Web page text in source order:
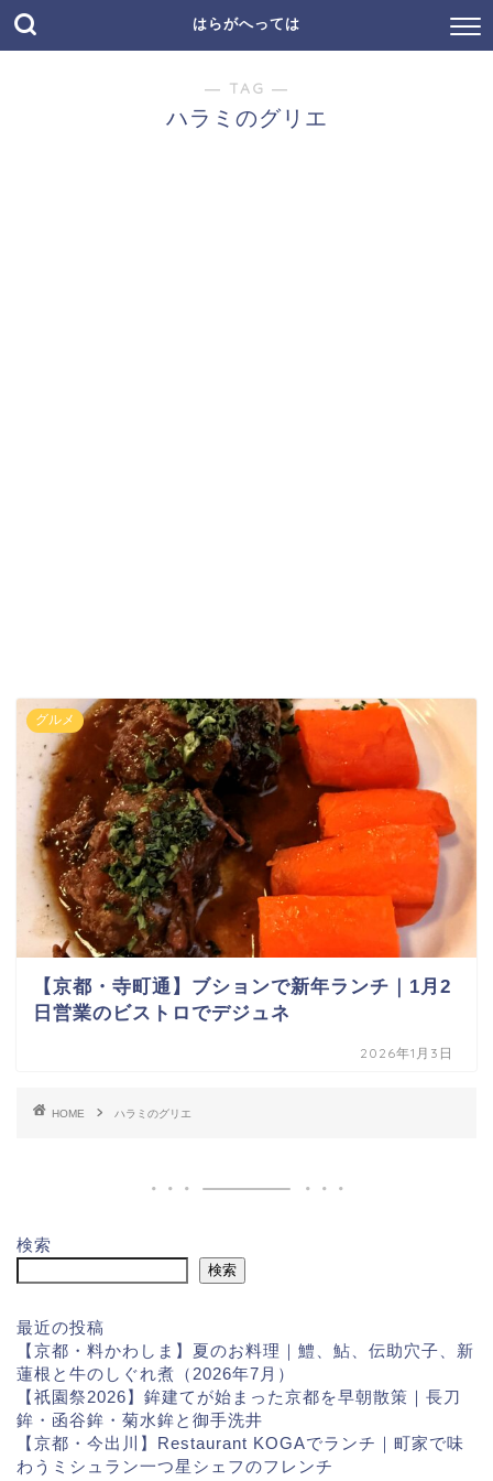
はらがへっては
― TAG ―
ハラミのグリエ
グルメ
【京都・寺町通】ブションで新年ランチ｜1月2
日営業のビストロでデジュネ
2026年1月3日
HOME ハラミのグリエ
検索
検索
最近の投稿
【京都・料かわしま】夏のお料理｜鱧、鮎、伝助穴子、新
蓮根と牛のしぐれ煮（2026年7月）
【祇園祭2026】鉾建てが始まった京都を早朝散策｜長刀
鉾・函谷鉾・菊水鉾と御手洗井
【京都・今出川】Restaurant KOGAでランチ｜町家で味
わうミシュラン一つ星シェフのフレンチ